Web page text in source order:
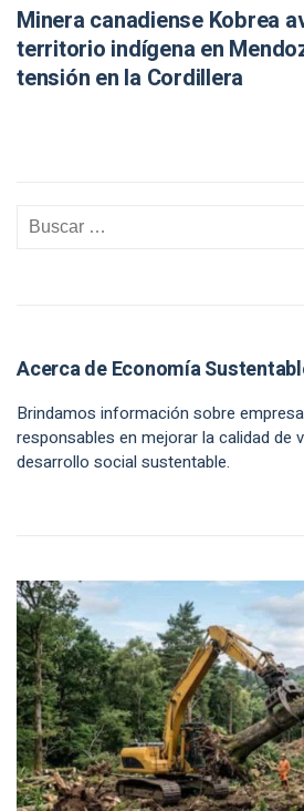
Minera canadiense Kobrea
territorio indígena en
tensión en la Cordillera
Acerca de Economía
Brindamos información sobre
responsables en mejorar la calidad de
desarrollo social sustentable.